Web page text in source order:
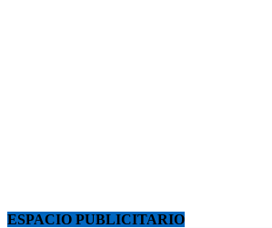
ESPACIO PUBLICITARIO